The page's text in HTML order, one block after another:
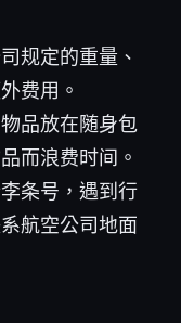
规定的重量、
费用。
品放在随身包
而浪费时间。
条号，遇到行
航空公司地面